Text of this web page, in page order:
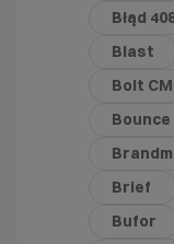
Błąd
Blast
Bolt
Bounce
Brief
Bufor